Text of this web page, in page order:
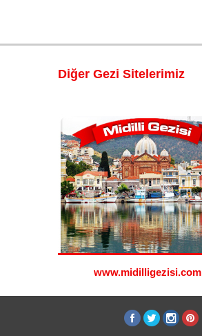
Diğer Gezi Sitelerimiz
www.midilligezisi.com